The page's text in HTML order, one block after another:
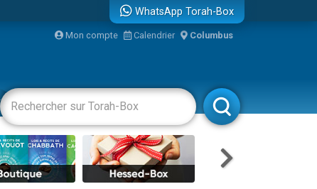
WhatsApp Torah-Box
Mon compte Calendrier Columbus
Livres Rabbanim